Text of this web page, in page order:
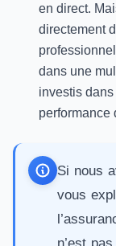
en direct.
directement
dans une
investis
performance
Si nous
vous